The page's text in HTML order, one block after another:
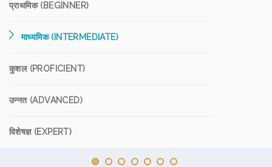
प्राथमिक (BEGINNER)
माध्यमिक (INTERMEDIATE)
कुशल (PROFICIENT)
उन्नत (ADVANCED)
विशेषज्ञ (EXPERT)